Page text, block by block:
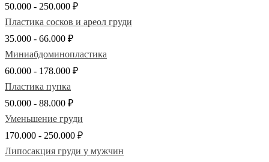
50.000 - 250.000 ₽
Пластика сосков и ареол груди
35.000 - 66.000 ₽
Миниабдоминопластика
60.000 - 178.000 ₽
Пластика пупка
50.000 - 88.000 ₽
Уменьшение груди
170.000 - 250.000 ₽
Липосакция груди у мужчин